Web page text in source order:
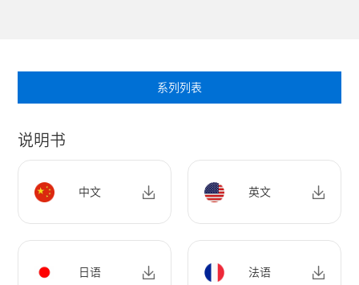
系列列表
说明书
中文 英文
日语 法语